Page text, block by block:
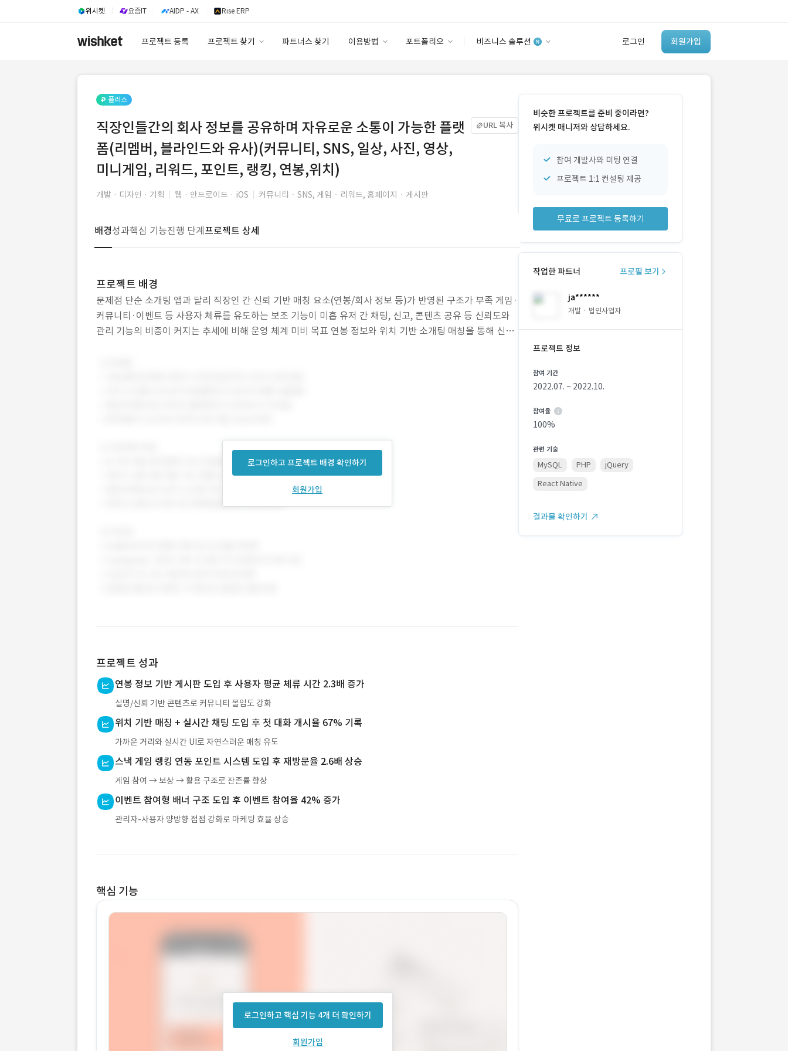
위시켓 요즘IT AIDP - AX Rise ERP
프로젝트 등록 프로젝트 찾기 파트너스 찾기 이용방법 포트폴리오 비즈니스 솔루션 로그인 회원가입
고객센터
안심 코드 케어
스토어
‘이런 거’ 만들어본
개발 회사 있어?
플러스
직장인들간의 회사 정보를 공유하며 자유로운 소통이 가능한 플랫
폼(리멤버, 블라인드와 유사)(커뮤니티, SNS, 일상, 사진, 영상,
미니게임, 리워드, 포인트, 랭킹, 연봉,위치)
URL 복사
개발 · 디자인 · 기획 웹 · 안드로이드 · iOS 커뮤니티ㆍSNS, 게임ㆍ리워드, 홈페이지ㆍ게시판
배경성과핵심 기능진행 단계 프로젝트 상세
프로젝트 배경
문제점 단순 소개팅 앱과 달리 직장인 간 신뢰 기반 매칭 요소(연봉/회사 정보 등)가 반영된 구조가 부족 게임·
커뮤니티·이벤트 등 사용자 체류를 유도하는 보조 기능이 미흡 유저 간 채팅, 신고, 콘텐츠 공유 등 신뢰도와
관리 기능의 비중이 커지는 추세에 비해 운영 체계 미비 목표 연봉 정보와 위치 기반 소개팅 매칭을 통해 신뢰
로그인하고 프로젝트 배경 확인하기
회원가입
프로젝트 성과
연봉 정보 기반 게시판 도입 후 사용자 평균 체류 시간 2.3배 증가
실명/신뢰 기반 콘텐츠로 커뮤니티 몰입도 강화
위치 기반 매칭 + 실시간 채팅 도입 후 첫 대화 개시율 67% 기록
가까운 거리와 실시간 UI로 자연스러운 매칭 유도
스낵 게임 랭킹 연동 포인트 시스템 도입 후 재방문율 2.6배 상승
게임 참여 → 보상 → 활용 구조로 잔존률 향상
이벤트 참여형 배너 구조 도입 후 이벤트 참여율 42% 증가
관리자-사용자 양방향 접점 강화로 마케팅 효율 상승
핵심 기능
로그인하고 핵심 기능 4개 더 확인하기
회원가입
비슷한 프로젝트를 준비 중이라면?
위시켓 매니저와 상담하세요.
참여 개발사와 미팅 연결
프로젝트 1:1 컨설팅 제공
무료로 프로젝트 등록하기
작업한 파트너 프로필 보기
ja******
개발 · 법인사업자
프로젝트 정보
참여 기간
2022.07. ~ 2022.10.
참여율
100%
관련 기술
MySQL PHP
jQuery
React Native
결과물 확인하기